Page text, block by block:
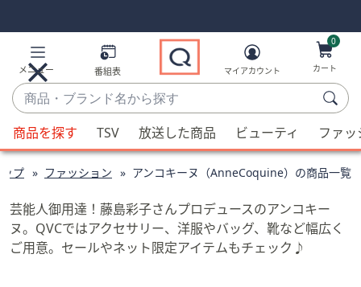
Links
Links2
メニュー 番組表
商
品・
ブ
ラ
ン
名
か
ら
候
補
利
用
可
能
な
マイアカウント
0
カート
商品を探す TSV 放送した商品 ビューティ ファ
プ ファッション アンコキーヌ（AnneCoquine）の商品一覧
芸能人御用達！藤島彩子さんプロデュースのアンコキー
ヌ。QVCではアクセサリー、洋服やバッグ、靴など幅広く
ご用意。セールやネット限定アイテムもチェック♪